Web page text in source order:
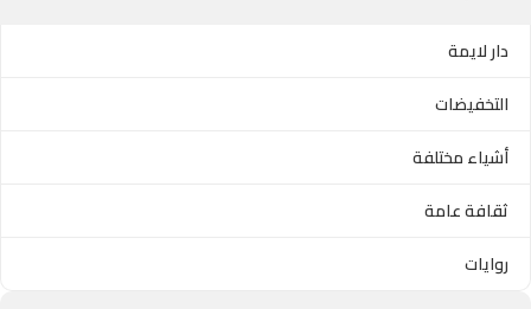
دار لايمة
التخفيضات
أشياء مختلفة
ثقافة عامة
روايات